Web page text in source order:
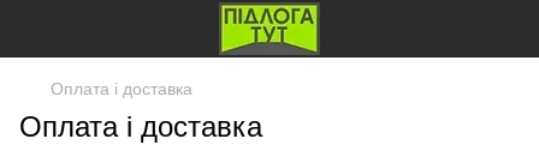
Оплата і доставка
Оплата і доставка